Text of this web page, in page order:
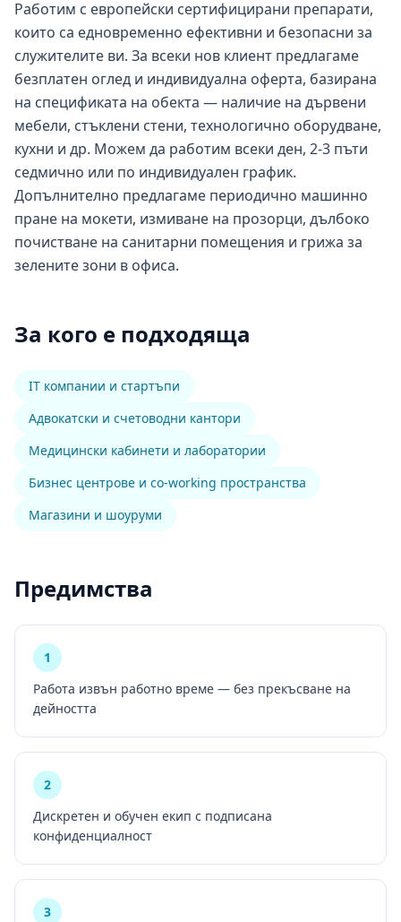
Работим с европейски сертифицирани препарати,
които са едновременно ефективни и безопасни за
служителите ви. За всеки нов клиент предлагаме
безплатен оглед и индивидуална оферта, базирана
на спецификата на обекта — наличие на дървени
мебели, стъклени стени, технологично оборудване,
кухни и др. Можем да работим всеки ден, 2-3 пъти
седмично или по индивидуален график.
Допълнително предлагаме периодично машинно
пране на мокети, измиване на прозорци, дълбоко
почистване на санитарни помещения и грижа за
зелените зони в офиса.
За кого е подходяща
IT компании и стартъпи
Адвокатски и счетоводни кантори
Медицински кабинети и лаборатории
Бизнес центрове и co-working пространства
Магазини и шоуруми
Предимства
1
Работа извън работно време — без прекъсване на
дейността
2
Дискретен и обучен екип с подписана
конфиденциалност
3